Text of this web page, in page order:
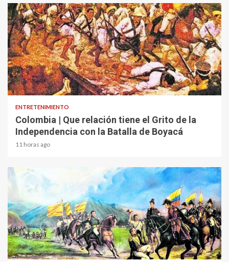
1 min read
ENTRETENIMIENTO
Colombia | Que relación tiene el Grito de la
Independencia con la Batalla de Boyacá
11 horas ago
2 min read